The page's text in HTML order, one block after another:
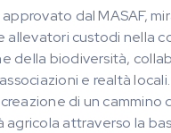
dal MASAF,
allevatori custodi nella
della biodiversità,
e realtà locali.
di un cammino
agricola attraverso la